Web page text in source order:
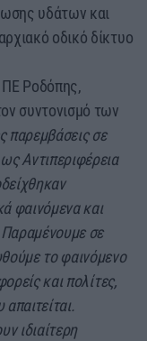
υδάτων και
οδικό δίκτυο
ΠΕ Ροδόπης,
συντονισμό των
παρεμβάσεις σε
Αντιπεριφέρεια
φαινόμενα και
σε
το φαινόμενο
και πολίτες,
ιδιαίτερη